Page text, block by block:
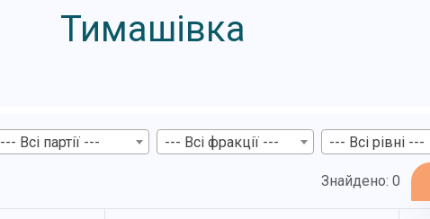
Тимашівка
--- Всі партії --- --- Всі фракції --- --- Всі рівні ---
Знайдено: 0